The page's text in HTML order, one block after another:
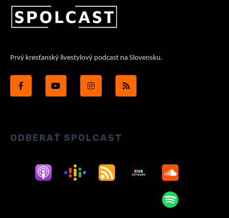
Prvý kresťanský livestylový podcast na Slovensku.
ODBERAŤ SPOLCAST